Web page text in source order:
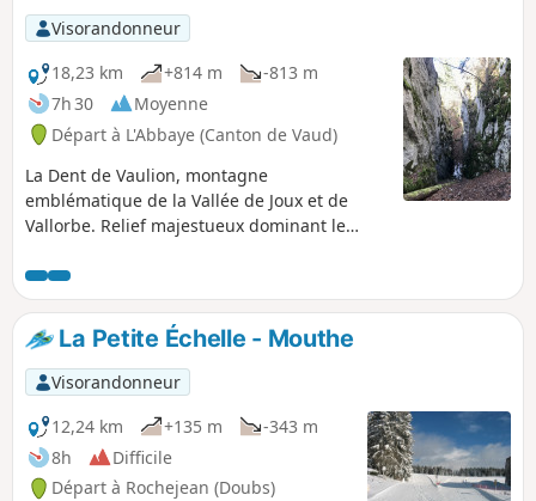
Visorandonneur
18,23 km
+814 m
-813 m
7h 30
Moyenne
Départ à L'Abbaye (Canton de Vaud)
La Dent de Vaulion, montagne
emblématique de la Vallée de Joux et de
Vallorbe. Relief majestueux dominant le
d’altitude. Panorama à 360° qui s’offre à vous
une fois arrivé au sommet. Lorsque le ciel
est dégagé, il est possible d’admirer jusqu’à
huit lacs distincts : les lacs de Neuchâtel,
Bienne et Morat, le Lac Léman, les lacs
Brenet et Ter, le Lac de Joux et celui des
Rousses. La chaîne des Alpes et notamment
le Massif du Mont-Blanc complètent ce
paysage idyllique.
La Petite Échelle - Mouthe
Visorandonneur
12,24 km
+135 m
-343 m
8h
Difficile
Départ à Rochejean (Doubs)